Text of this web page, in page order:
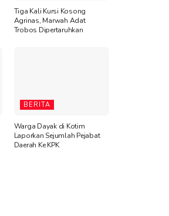
Tiga Kali Kursi Kosong
Agrinas, Marwah Adat
Trobos Dipertaruhkan
BERITA
Warga Dayak di Kotim
Laporkan Sejumlah Pejabat
Daerah Ke KPK